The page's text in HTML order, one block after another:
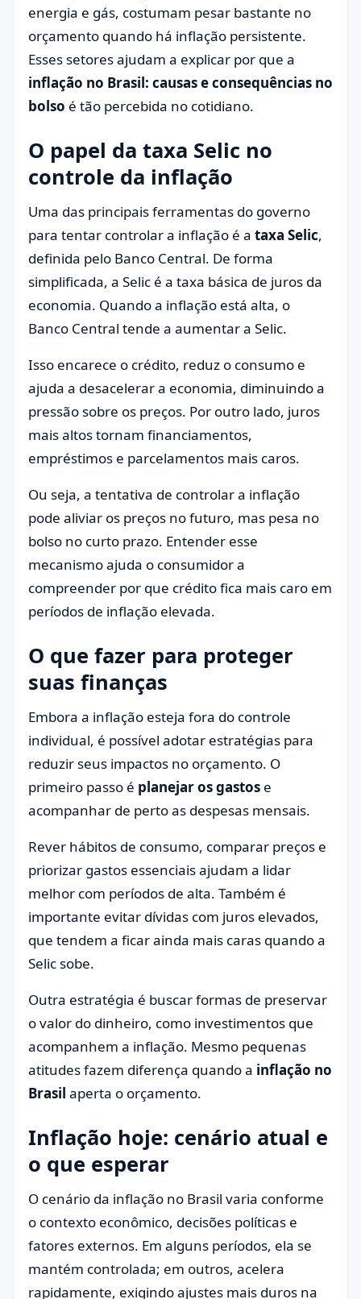
energia e gás, costumam pesar bastante no
orçamento quando há inflação persistente.
Esses setores ajudam a explicar por que a
inflação no Brasil: causas e consequências no
bolso é tão percebida no cotidiano.
O papel da taxa Selic no
controle da inflação
Uma das principais ferramentas do governo
para tentar controlar a inflação é a taxa Selic,
definida pelo Banco Central. De forma
simplificada, a Selic é a taxa básica de juros da
economia. Quando a inflação está alta, o
Banco Central tende a aumentar a Selic.
Isso encarece o crédito, reduz o consumo e
ajuda a desacelerar a economia, diminuindo a
pressão sobre os preços. Por outro lado, juros
mais altos tornam financiamentos,
empréstimos e parcelamentos mais caros.
Ou seja, a tentativa de controlar a inflação
pode aliviar os preços no futuro, mas pesa no
bolso no curto prazo. Entender esse
mecanismo ajuda o consumidor a
compreender por que crédito fica mais caro em
períodos de inflação elevada.
O que fazer para proteger
suas finanças
Embora a inflação esteja fora do controle
individual, é possível adotar estratégias para
reduzir seus impactos no orçamento. O
primeiro passo é planejar os gastos e
acompanhar de perto as despesas mensais.
Rever hábitos de consumo, comparar preços e
priorizar gastos essenciais ajudam a lidar
melhor com períodos de alta. Também é
importante evitar dívidas com juros elevados,
que tendem a ficar ainda mais caras quando a
Selic sobe.
Outra estratégia é buscar formas de preservar
o valor do dinheiro, como investimentos que
acompanhem a inflação. Mesmo pequenas
atitudes fazem diferença quando a inflação no
Brasil aperta o orçamento.
Inflação hoje: cenário atual e
o que esperar
O cenário da inflação no Brasil varia conforme
o contexto econômico, decisões políticas e
fatores externos. Em alguns períodos, ela se
mantém controlada; em outros, acelera
rapidamente, exigindo ajustes mais duros na